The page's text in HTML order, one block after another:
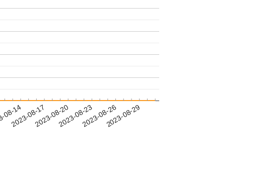
14
2023-08-172023-08-202023-08-232023-08-262023-08-29